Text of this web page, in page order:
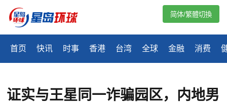
首页 快讯 时事 香港 台湾 全球 金融 消费
简体/繁體切換
证实与王星同一诈骗园区，内地男